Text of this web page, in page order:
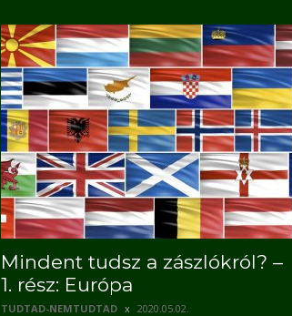
Mindent tudsz a zászlókról? –
1. rész: Európa
TUDTAD-NEMTUDTAD 2020.05.02.